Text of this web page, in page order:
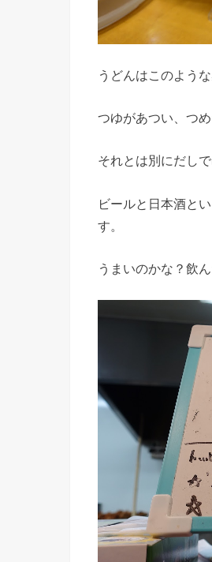
うどんはこのような
つゆがあつい、つ
それとは別にだし
ビールと日本酒と
す。
うまいのかな？飲